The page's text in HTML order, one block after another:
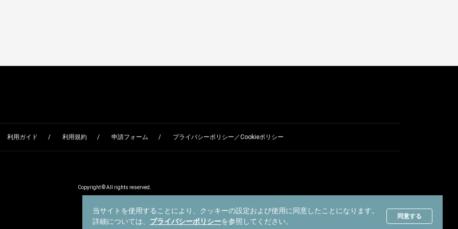
当サイトを使用することにより、クッキーの設定および使用に同意したことになります。
詳細については、 プライバシーポリシーを参照してください。
同意する
利用ガイド 利用規約 申請フォーム プライバシーポリシー／Cookieポリシー
Copyright © All rights reserved.